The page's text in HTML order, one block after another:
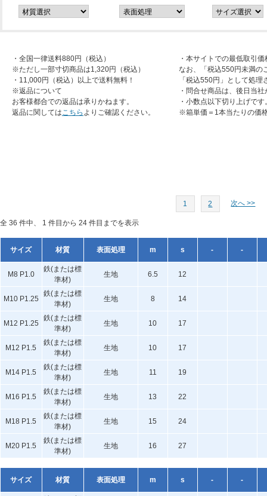
・全国一律送料880円（税込）
※ただし一部寸切商品は1,320円（税込）
・11,000円（税込）以上で送料無料！
※返品について
お客様都合での返品は承りかねます。
返品に関してはこちら よりご確認ください。
・本サイトでの最低取引
なお、「税込550円未満の
「税込550円」として処
・問合せ商品は、後日当
・小数点以下切り上げです
※箱単価＝1本当たりの価
1 2 次へ >>
全 36 件中、 1 件目から 24 件目までを表示
サイズ 材質 表面処理 m s - -
M8 P1.0
鉄(または標
準材)
生地 6.5 12
M10 P1.25
鉄(または標
準材)
生地 8 14
M12 P1.25
鉄(または標
準材)
生地 10 17
M12 P1.5
鉄(または標
準材)
生地 10 17
M14 P1.5
鉄(または標
準材)
生地 11 19
M16 P1.5
鉄(または標
準材)
生地 13 22
M18 P1.5
鉄(または標
準材)
生地 15 24
M20 P1.5
鉄(または標
準材)
生地 16 27
サイズ 材質 表面処理 m s - -